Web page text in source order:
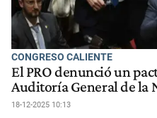
CONGRESO CALIENTE
El PRO denunció un
Auditoría General de la
18-12-2025 10:13